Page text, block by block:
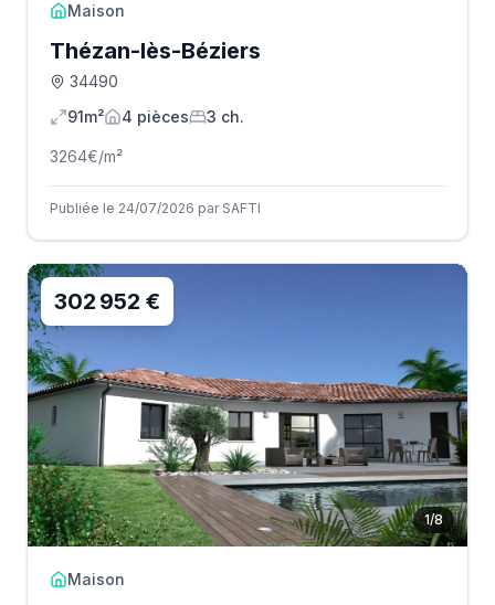
Maison
Thézan-lès-Béziers
34490
91m²
4 pièces 3 ch.
3264€/m²
Publiée le 24/07/2026 par SAFTI
1/8
302 952 €
Maison